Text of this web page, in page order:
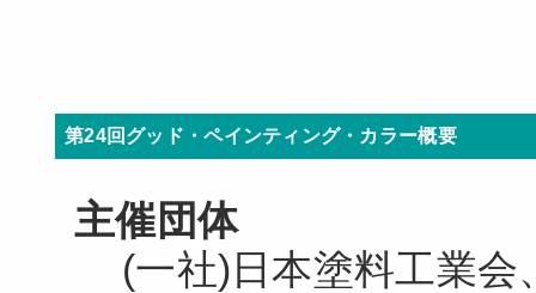
第24回グッド・ペインティング・カラー概要
主催団体
(一社)日本塗料工業